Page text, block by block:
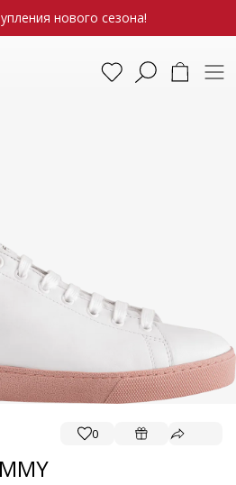
нового сезона!
0